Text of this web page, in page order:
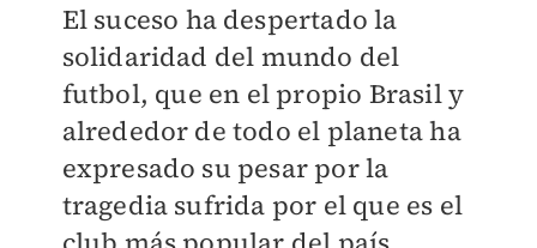
El suceso ha despertado la
solidaridad del mundo del
futbol, que en el propio Brasil y
alrededor de todo el planeta ha
expresado su pesar por la
tragedia sufrida por el que es el